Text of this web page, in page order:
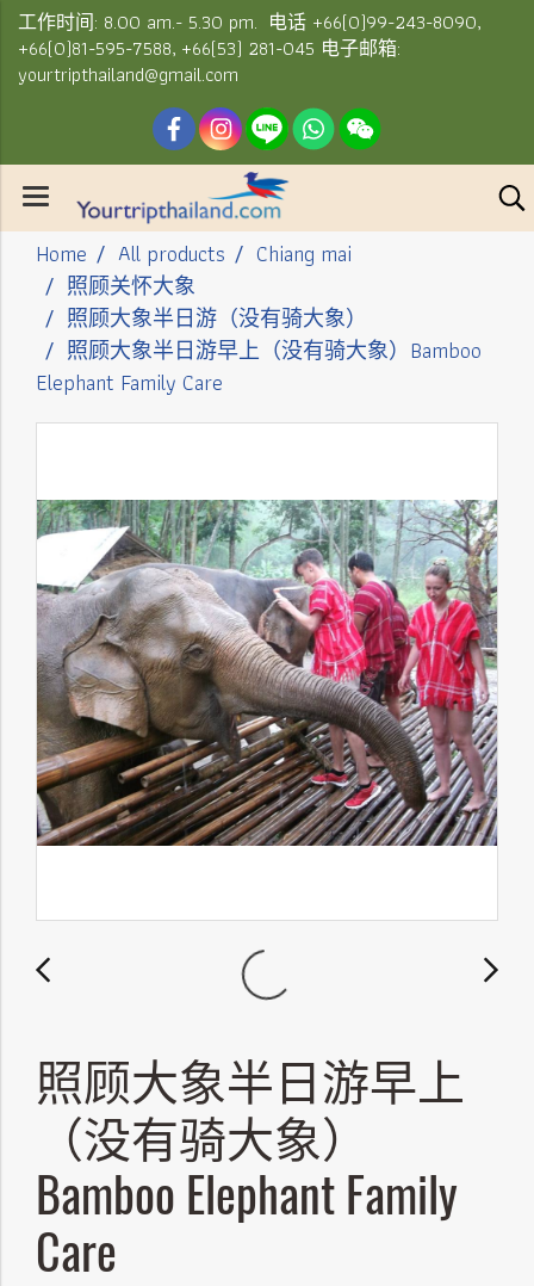
工作时间: 8.00 am.- 5.30 pm. 电话 +66(0)99-243-8090,
+66(0)81-595-7588, +66(53) 281-045 电子邮箱:
yourtripthailand@gmail.com
Home All products
Chiang mai
照顾关怀大象
照顾大象半日游（没有骑大象）
照顾大象半日游早上（没有骑大象）Bamboo
Elephant Family Care
照顾大象半日游早上
（没有骑大象）
Bamboo Elephant Family
Care